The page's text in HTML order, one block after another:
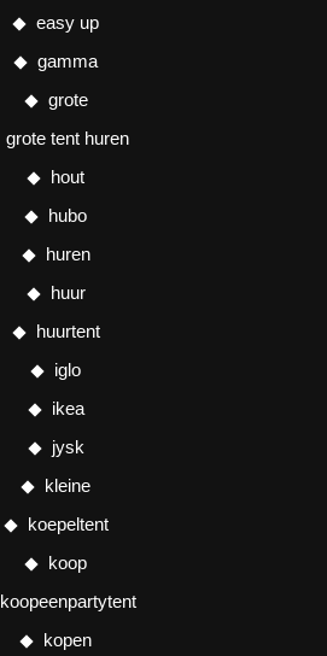
easy up
gamma
grote
grote tent huren
hout
hubo
huren
huur
huurtent
iglo
ikea
jysk
kleine
koepeltent
koop
koopeenpartytent
kopen